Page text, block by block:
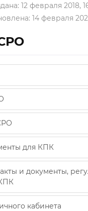
12 февраля 2018,
14 февраля
для КПК
и документы,
кабинета